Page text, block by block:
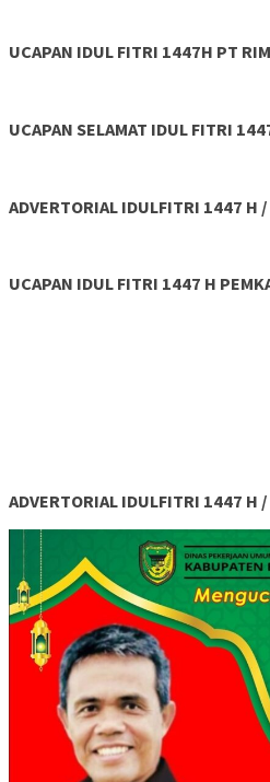
UCAPAN IDUL FITRI 1447H PT
UCAPAN SELAMAT IDUL FITRI
ADVERTORIAL IDULFITRI 1447 H
UCAPAN IDUL FITRI 1447 H
ADVERTORIAL IDULFITRI 1447 H